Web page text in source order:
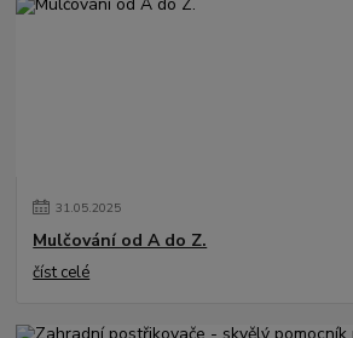
31.05.2025
Mulčování od A do Z.
číst celé